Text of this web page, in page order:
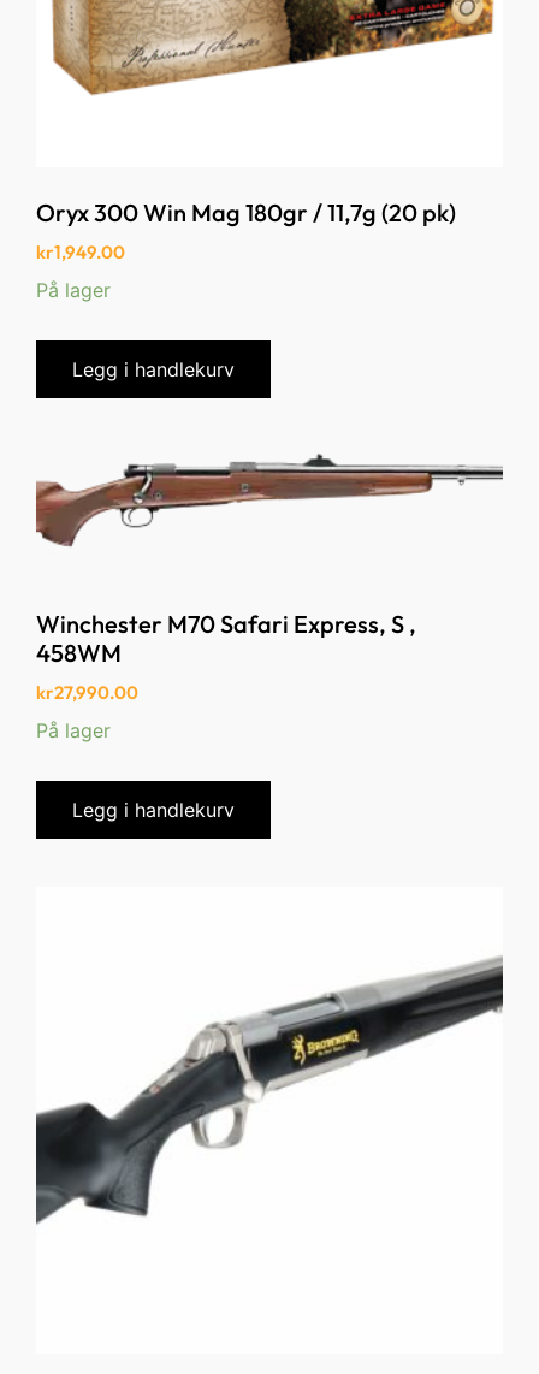
Oryx 300 Win Mag 180gr / 11,7g (20 pk)
kr1,949.00
På lager
Legg i handlekurv
Winchester M70 Safari Express, S ,
458WM
kr27,990.00
På lager
Legg i handlekurv